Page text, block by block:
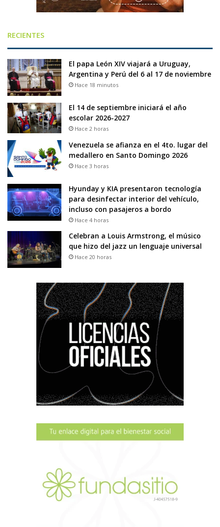
RECIENTES
El papa León XIV viajará a Uruguay,
Argentina y Perú del 6 al 17 de noviembre
Hace 18 minutos
El 14 de septiembre iniciará el año
escolar 2026-2027
Hace 2 horas
Venezuela se afianza en el 4to. lugar del
medallero en Santo Domingo 2026
Hace 3 horas
Hyunday y KIA presentaron tecnología
para desinfectar interior del vehículo,
incluso con pasajeros a bordo
Hace 4 horas
Celebran a Louis Armstrong, el músico
que hizo del jazz un lenguaje universal
Hace 20 horas